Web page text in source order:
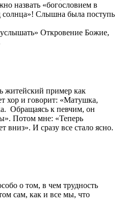
назвать «богословием в
солнца»! Слышна была поступь
Откровение Божие,
житейский пример как
хор и говорит: «Матушка,
Обращаясь к певчим, он
Потом мне: «Теперь
вниз». И сразу все стало ясно.
о том, в чем трудность
сам, как и все мы, что